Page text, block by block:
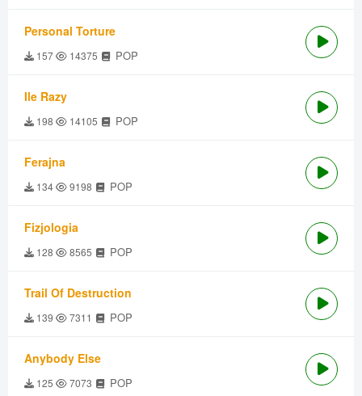
Personal Torture
157 14375 POP
Ile Razy
198 14105 POP
Ferajna
134 9198 POP
Fizjologia
128 8565 POP
Trail Of Destruction
139 7311 POP
Anybody Else
125 7073 POP